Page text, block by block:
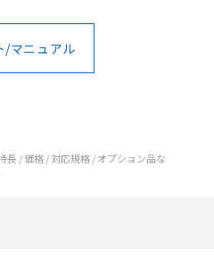
/マニュアル
/ 価格 / 対応規格 / オプション品な